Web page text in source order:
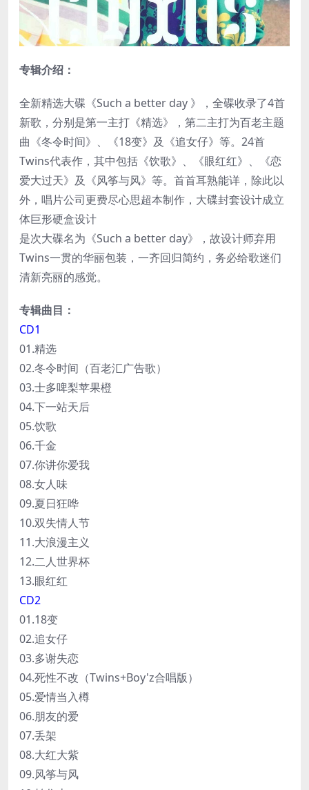
专辑介绍：
全新精选大碟《Such a better day 》，全碟收录了4首
新歌，分别是第一主打《精选》，第二主打为百老主题
曲《冬令时间》、《18变》及《追女仔》等。24首
Twins代表作，其中包括《饮歌》、《眼红红》、《恋
爱大过天》及《风筝与风》等。首首耳熟能详，除此以
外，唱片公司更费尽心思超本制作，大碟封套设计成立
体巨形硬盒设计
是次大碟名为《Such a better day》，故设计师弃用
Twins一贯的华丽包装，一齐回归简约，务必给歌迷们
清新亮丽的感觉。
专辑曲目：
CD1
01.精选
02.冬令时间（百老汇广告歌）
03.士多啤梨苹果橙
04.下一站天后
05.饮歌
06.千金
07.你讲你爱我
08.女人味
09.夏日狂哗
10.双失情人节
11.大浪漫主义
12.二人世界杯
13.眼红红
CD2
01.18变
02.追女仔
03.多谢失恋
04.死性不改（Twins+Boy'z合唱版）
05.爱情当入樽
06.朋友的爱
07.丢架
08.大红大紫
09.风筝与风